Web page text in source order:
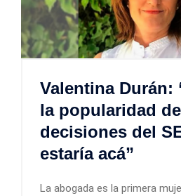
Valentina Durán:
la popularidad
decisiones del
estaría acá”
La abogada es la primera